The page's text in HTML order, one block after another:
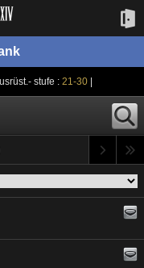
stufe :21-30